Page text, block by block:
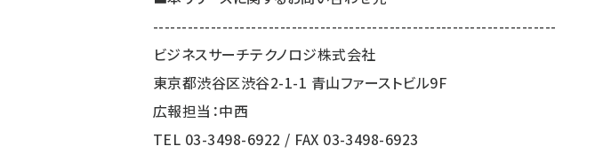
----------------------------------------------------------------------
ビジネスサーチテクノロジ株式会社
東京都渋谷区渋谷2-1-1 青山ファーストビル9F
広報担当：中西
TEL 03-3498-6922 / FAX 03-3498-6923